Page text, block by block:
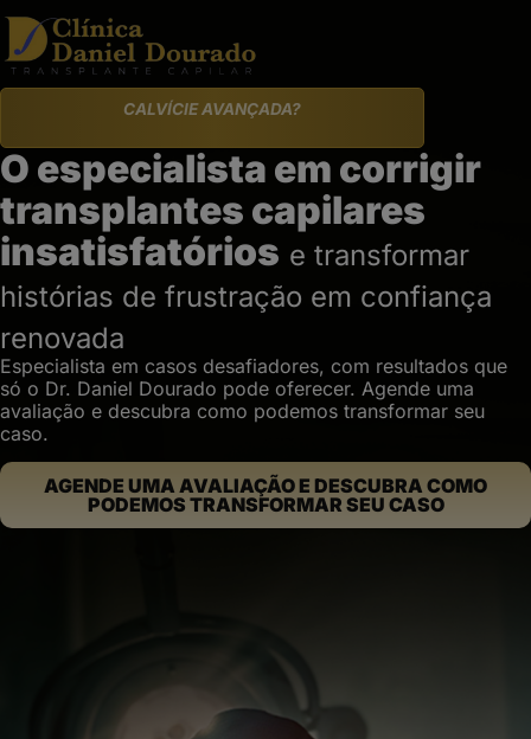
CALVÍCIE AVANÇADA?
O especialista em corrigir
transplantes capilares
insatisfatórios e transformar
histórias de frustração em confiança
renovada
Especialista em casos desafiadores, com resultados que
só o Dr. Daniel Dourado pode oferecer. Agende uma
avaliação e descubra como podemos transformar seu
caso.
AGENDE UMA AVALIAÇÃO E DESCUBRA COMO
PODEMOS TRANSFORMAR SEU CASO